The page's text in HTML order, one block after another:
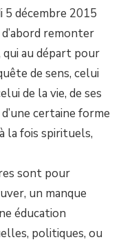
5 décembre 2015
remonter
qui au départ pour
de sens, celui
de la vie, de ses
certaine forme
la fois spirituels,
sont pour
un manque
éducation
politiques, ou